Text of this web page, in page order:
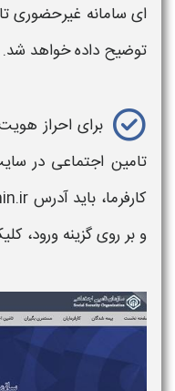
ای سامانه غیرحضوری
توضیح داده خواهد شد.
برای احراز
تامین اجتماعی در
و بر روی گزینه ورود،